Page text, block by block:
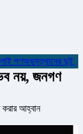
গণঅভ্যুত্থানের দুই
নয়, জনগণ
আহ্বান